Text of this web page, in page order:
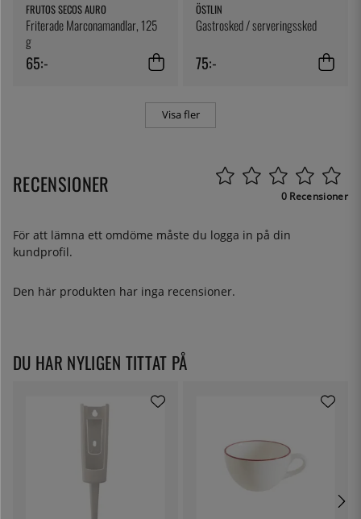
FRUTOS SECOS AURO
Friterade Marconamandlar, 125
g
65:-
ÖSTLIN
Gastrosked / serveringssked
75:-
Visa fler
RECENSIONER 0 Recensioner
För att lämna ett omdöme måste du logga in på din
kundprofil.
Den här produkten har inga recensioner.
DU HAR NYLIGEN TITTAT PÅ